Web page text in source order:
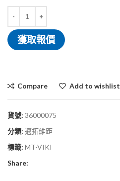
獲取報價
Compare Add to wishlist
貨號: 36000075
分類: 邁拓維距
標籤: MT-VIKI
Share: